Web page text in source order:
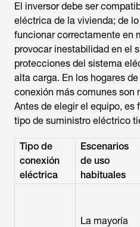
El inversor debe ser
eléctrica de la vivienda; de
funcionar correctamente en
provocar inestabilidad en el
protecciones del sistema
alta carga. En los hogares
conexión más comunes son
Antes de elegir el equipo,
tipo de suministro eléctrico
Tipo de
conexión
eléctrica
Escenarios
de uso
habituales
La mayoría